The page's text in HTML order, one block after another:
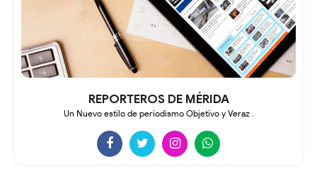
REPORTEROS DE MÉRIDA
Un Nuevo estilo de periodismo Objetivo y Veraz .